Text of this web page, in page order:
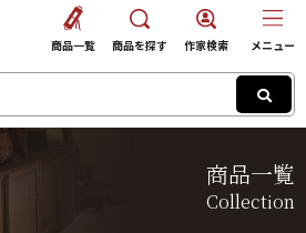
商品一覧
Collection
商品一覧 商品を探す 作家検索 メニュー